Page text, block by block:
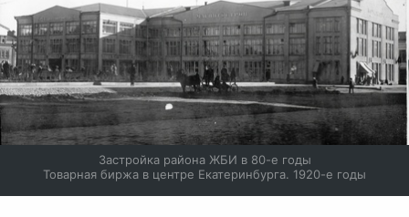
Застройка района ЖБИ в 80-е годы
Товарная биржа в центре Екатеринбурга. 1920-е годы